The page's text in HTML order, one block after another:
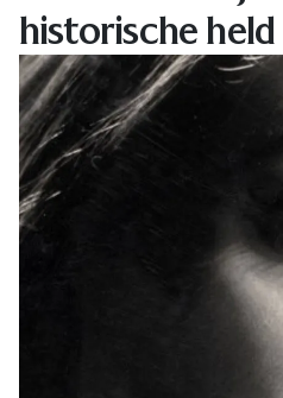
historische held